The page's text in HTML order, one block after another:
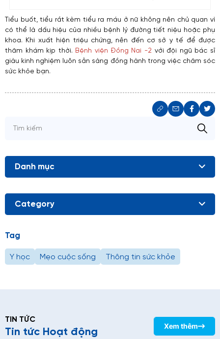
Tiểu buốt, tiểu rắt kèm tiểu ra máu ở nữ không nên chủ quan vì
có thể là dấu hiệu của nhiều bệnh lý đường tiết niệu hoặc phụ
khoa. Khi xuất hiện triệu chứng, nên đến cơ sở y tế để được
thăm khám kịp thời. Bệnh viện Đồng Nai -2với đội ngũ bác sĩ
giàu kinh nghiệm luôn sẵn sàng đồng hành trong việc chăm sóc
sức khỏe bạn.
Danh mục
Category
Tag
Y học Mẹo cuộc sống Thông tin sức khỏe
TIN TỨC
Tin tức Hoạt động
Xem thêm